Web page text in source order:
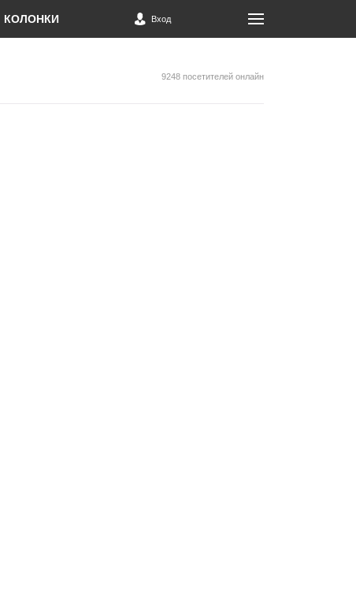
КОЛОНКИ Вход
9248 посетителей онлайн